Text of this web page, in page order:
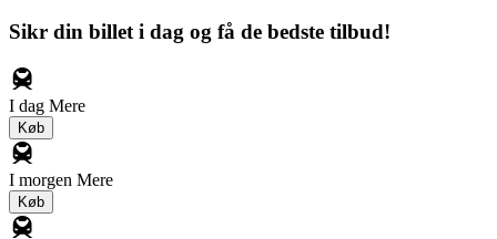
Sikr din billet i dag og få de bedste tilbud!
I dag Mere
Køb
I morgen Mere
Køb